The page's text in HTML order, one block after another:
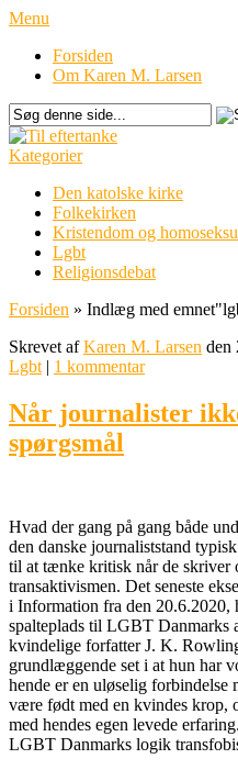
Menu
Forsiden
Om Karen M. Larsen
Kategorier
Den katolske kirke
Folkekirken
Kristendom og
Lgbt
Religionsdebat
Forsiden » Indlæg med emnet"
Skrevet afKaren M. Larsen den
Lgbt | 1 kommentar
Når journalister
spørgsmål
Hvad der gang på gang både
den danske journaliststand
til at tænke kritisk når de skriver
transaktivismen. Det seneste
i Information fra den 20.6.2020,
spalteplads til LGBT Danmarks
kvindelige forfatter J. K.
grundlæggende set i at hun har
hende er en uløselig
være født med en kvindes krop,
med hendes egen levede
LGBT Danmarks logik